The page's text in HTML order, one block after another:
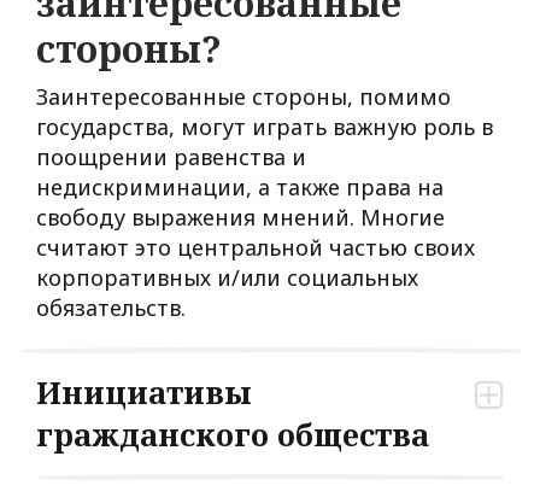
стороны?
Заинтересованные стороны, помимо
государства, могут играть важную роль в
поощрении равенства и
недискриминации, а также права на
свободу выражения мнений. Многие
считают это центральной частью своих
корпоративных и/или социальных
обязательств.
Инициативы
гражданского общества